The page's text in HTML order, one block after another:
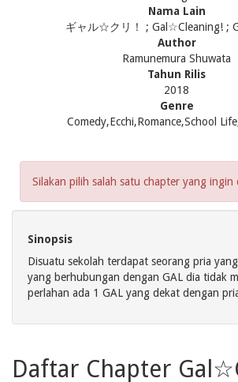
Nama Lain
ギャル☆クリ！ ; Gal☆Cleaning! ;
Author
Ramunemura Shuwata
Tahun Rilis
2018
Genre
Comedy,Ecchi,Romance,School
Silakan pilih salah satu chapter yang ingin
Sinopsis
Disuatu sekolah terdapat seorang pria
yang berhubungan dengan GAL dia tidak
perlahan ada 1 GAL yang dekat dengan
Daftar Chapter